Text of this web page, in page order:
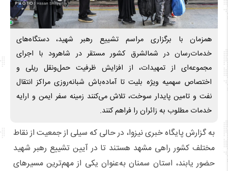
همزمان با برگزاری مراسم تشییع رهبر شهید، دستگاه‌های
خدمات‌رسان در شمالشرق کشور مستقر در شاهرود با اجرای
مجموعه‌ای از تمهیدات، از افزایش ظرفیت حمل‌ونقل ریلی و
اختصاص سهمیه ویژه بلیت تا آماده‌باش شبانه‌روزی مراکز انتقال
نفت و تامین پایدار سوخت، تلاش می‌کنند زمینه سفر ایمن و ارایه
خدمات مطلوب به زائران را فراهم کنند.
به گزارش پایگاه خبری نیزوا، در حالی که سیلی از جمعیت از نقاط
مختلف کشور راهی مشهد هستند تا در آیین تشییع رهبر شهید
حضور یابند، استان سمنان به‌عنوان یکی از مهم‌ترین مسیرهای